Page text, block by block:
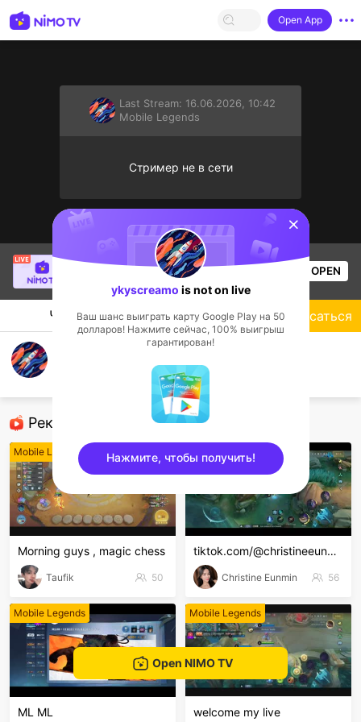
Open App
Last Stream: 16.06.2026, 10:42
Mobile Legends
Стример не в сети
Christine Eunminis live!
56 Views OPEN
Чат Стример
Gass Mobile Legend bang
Рекомендованные стримеры
Mobile Legends
Morning guys , magic chess
Taufik 50
Mobile Legends
tiktok.com/@christineeunmin
Christine Eunmin 56
Mobile Legends
ML ML
Mobile Legends
welcome my live
Подписаться
Open NIMO TV
sentinelStart
ykyscreamo is not on live
Ваш шанс выиграть карту Google Play на 50
долларов! Нажмите сейчас, 100% выигрыш
гарантирован!
Нажмите, чтобы получить!
sentinelEnd